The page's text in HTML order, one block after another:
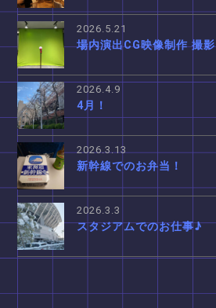
2026.5.21
場内演出CG映像制作 撮影
2026.4.9
4月！
2026.3.13
新幹線でのお弁当！
2026.3.3
スタジアムでのお仕事♪